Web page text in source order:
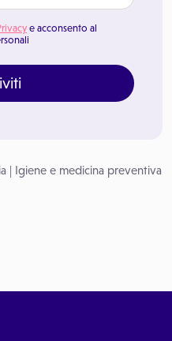
e acconsento al
| Igiene e medicina preventiva